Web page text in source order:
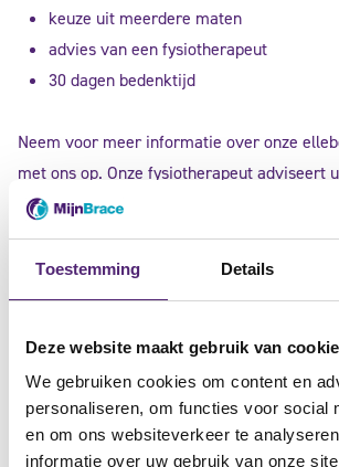
Toestemming Details
Deze website maakt gebruik van
We gebruiken cookies om content en
personaliseren, om functies voor social
en om ons websiteverkeer te
informatie over uw gebruik van onze
keuze uit meerdere maten
advies van een fysiotherapeut
30 dagen bedenktijd
Neem voor meer informatie over onze
met ons op. Onze fysiotherapeut adviseert
kosteloos persoonlijk brace advies